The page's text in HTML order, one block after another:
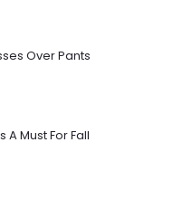
Over Pants
A Must For Fall